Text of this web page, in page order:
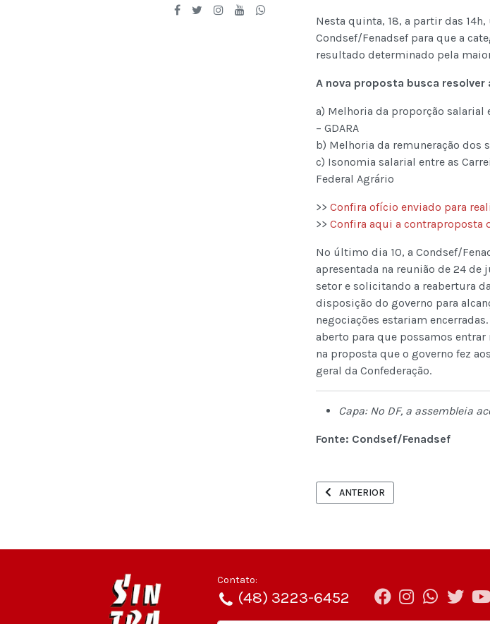
Nesta quinta, 18, a partir das
Condsef/Fenadsef para que a
resultado determinado pela
A nova proposta busca
a) Melhoria da proporção salarial
– GDARA
b) Melhoria da remuneração dos
c) Isonomia salarial entre as
Federal Agrário
>> Confira ofício enviado para
>> Confira aqui a contraproposta
No último dia 10, a Condsef/
apresentada na reunião de 24
setor e solicitando a reabertura
disposição do governo para
negociações estariam
aberto para que possamos
na proposta que o governo fez
geral da Confederação.
Capa: No DF, a assembleia
Fonte: Condsef/Fenadsef
ARTIGO ANTERIOR: ASSEMBLEIA
ANTERIOR
Contato:
(48) 3223-6452